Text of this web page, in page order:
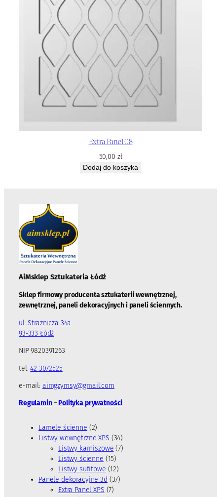
Extra Panel 08
50,00 zł
Dodaj do koszyka
AiMsklep Sztukateria Łódź
Sklep firmowy producenta sztukaterii wewnętrznej,
zewnętrznej, paneli dekoracyjnych i paneli ściennych.
ul. Strażnicza 34a
93-333 Łódź
NIP 9820391263
tel.42 3072525
e-mail: aimgzymsy@gmail.com
Regulamin–Polityka prywatności
Lamele ścienne 22
p
r
o
d
u
k
Listwy wewnętrzne XPS 343
4
Listwy karniszowe 77
Listwy ścienne 151
5
p
Listwy sufitowe 121
2
Panele dekoracyjne 3d 373
Extra Panel XPS 77